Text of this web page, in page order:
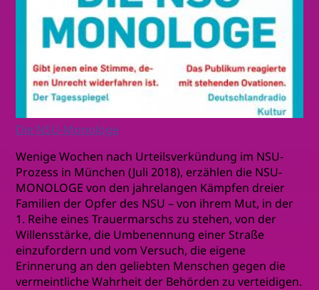
Die NSU-Monologe
Wenige Wochen nach Urteilsverkündung im NSU-
Prozess in München (Juli 2018), erzählen die NSU-
MONOLOGE von den jahrelangen Kämpfen dreier
Familien der Opfer des NSU – von ihrem Mut, in der
1. Reihe eines Trauermarschs zu stehen, von der
Willensstärke, die Umbenennung einer Straße
einzufordern und vom Versuch, die eigene
Erinnerung an den geliebten Menschen gegen die
vermeintliche Wahrheit der Behörden zu verteidigen.